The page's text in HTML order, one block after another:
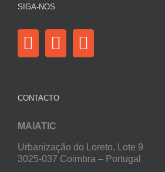
SIGA-NOS
CONTACTO
MAIATIC
Urbanização do Loreto, Lote 9
3025-037 Coimbra – Portugal